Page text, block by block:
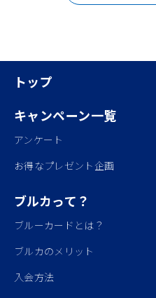
トップ
キャンペーン一覧
アンケート
お得なプレゼント企画
ブルカって？
ブルーカードとは？
ブルカのメリット
入会方法